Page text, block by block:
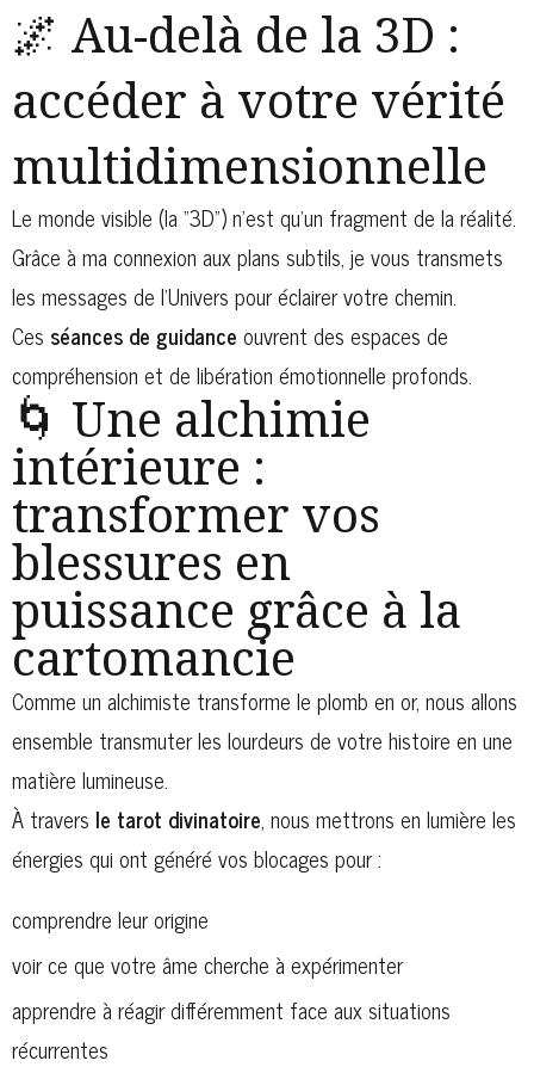
🌌 Au-delà de la 3D :
accéder à votre vérité
multidimensionnelle
Le monde visible (la “3D”) n’est qu’un fragment de la réalité.
Grâce à ma connexion aux plans subtils, je vous transmets
les messages de l’Univers pour éclairer votre chemin.
Ces séances de guidance ouvrent des espaces de
compréhension et de libération émotionnelle profonds.
🌀 Une alchimie
intérieure :
transformer vos
blessures en
puissance grâce à la
cartomancie
Comme un alchimiste transforme le plomb en or, nous allons
ensemble transmuter les lourdeurs de votre histoire en une
matière lumineuse.
À travers le tarot divinatoire, nous mettrons en lumière les
énergies qui ont généré vos blocages pour :
comprendre leur origine
voir ce que votre âme cherche à expérimenter
apprendre à réagir différemment face aux situations
récurrentes